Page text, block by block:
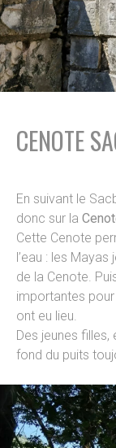
CENOTE
En suivant le
donc sur la
Cette Cenote
l’eau : les
de la Cenote.
importantes pour
ont eu lieu.
Des jeunes
fond du puits